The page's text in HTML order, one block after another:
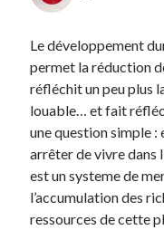
Le développement
permet la réduction
réfléchit un peu plus
louable… et fait
une question simple :
arrêter de vivre dans
est un systeme de
l’accumulation des
ressources de cette